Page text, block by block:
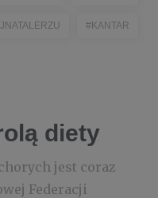
#KANTAR
diety
jest coraz
Federacji